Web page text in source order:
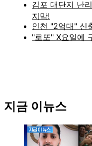
지금 이뉴스